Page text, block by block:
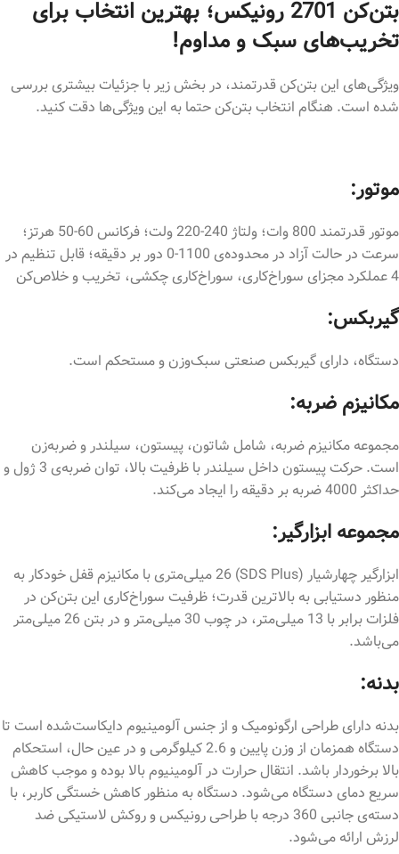
بتن‌کن 2701 رونیکس؛ بهترین انتخاب برای
تخریب‌های سبک و مداوم!
ویژگی‌های این بتن‌کن قدرتمند، در بخش زیر با جزئیات بیشتری بررسی
شده است. هنگام انتخاب بتن‌کن حتما به این ویژگی‌ها دقت کنید.
موتور:
موتور قدرتمند 800 وات؛ ولتاژ 240-220 ولت؛ فرکانس 60-50 هرتز؛
سرعت در حالت آزاد در محدوده‌ی 1100-0 دور بر دقیقه؛ قابل تنظیم در
4 عملکرد مجزای سوراخ‌کاری، سوراخ‌کاری چکشی، تخریب و خلاص‌کن
گیربکس:
دستگاه، دارای گیربکس صنعتی سبک‌وزن و مستحکم است.
مکانیزم ضربه:
مجموعه مکانیزم ضربه، شامل شاتون، پیستون، سیلندر و ضربه‌زن
است. حرکت پیستون داخل سیلندر با ظرفیت بالا، توان ضربه‌ی 3 ژول و
حداکثر 4000 ضربه بر دقیقه را ایجاد می‌کند.
مجموعه ابزارگیر:
ابزارگیر چهارشیار (SDS Plus
) 26 میلی‌متری با مکانیزم قفل خودکار به
منظور دستیابی به بالاترین قدرت؛ ظرفیت سوراخ‌کاری این بتن‌کن در
فلزات برابر با 13 میلی‌متر، در چوب 30 میلی‌متر و در بتن 26 میلی‌متر
می‌باشد.
بدنه:
بدنه دارای طراحی ارگونومیک و از جنس آلومینیوم دایکاست‌شده است تا
دستگاه همزمان از وزن پایین و 2.6 کیلوگرمی و در عین حال، استحکام
بالا برخوردار باشد. انتقال حرارت در آلومینیوم بالا بوده و موجب کاهش
سریع دمای دستگاه می‌شود. دستگاه به منظور کاهش خستگی کاربر، با
دسته‌ی جانبی 360 درجه با طراحی رونیکس و روکش لاستیکی ضد
لرزش ارائه می‌شود.